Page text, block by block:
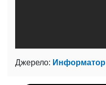
Джерело: Информатор